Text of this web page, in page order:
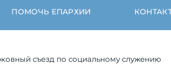
ПОМОЧЬ ЕПАРХИИ
съезд по социальному служению